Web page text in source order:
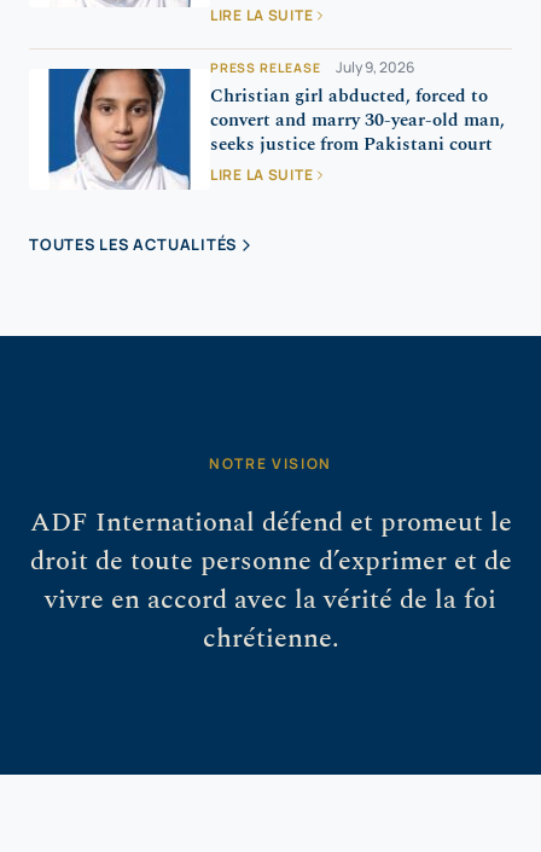
LIRE LA SUITE
PRESS RELEASE July 9, 2026
Christian girl abducted, forced to
convert and marry 30-year-old man,
seeks justice from Pakistani court
LIRE LA SUITE
TOUTES LES ACTUALITÉS
NOTRE VISION
ADF International défend et promeut le
droit de toute personne d’exprimer et de
vivre en accord avec la vérité de la foi
chrétienne.